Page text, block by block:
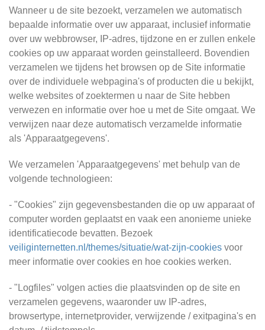
Wanneer u de site bezoekt, verzamelen we automatisch
bepaalde informatie over uw apparaat, inclusief informatie
over uw webbrowser, IP-adres, tijdzone en er zullen enkele
cookies op uw apparaat worden geinstalleerd. Bovendien
verzamelen we tijdens het browsen op de Site informatie
over de individuele webpagina's of producten die u bekijkt,
welke websites of zoektermen u naar de Site hebben
verwezen en informatie over hoe u met de Site omgaat. We
verwijzen naar deze automatisch verzamelde informatie
als 'Apparaatgegevens'.
We verzamelen 'Apparaatgegevens' met behulp van de
volgende technologieen:
- "Cookies" zijn gegevensbestanden die op uw apparaat of
computer worden geplaatst en vaak een anonieme unieke
identificatiecode bevatten. Bezoek
veiliginternetten.nl/themes/situatie/wat-zijn-cookies voor
meer informatie over cookies en hoe cookies werken.
- "Logfiles" volgen acties die plaatsvinden op de site en
verzamelen gegevens, waaronder uw IP-adres,
browsertype, internetprovider, verwijzende / exitpagina's en